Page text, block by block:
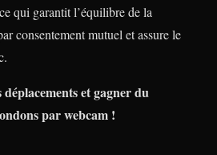
qui garantit l’équilibre de la
consentement mutuel et assure le
et gagner du
par webcam !